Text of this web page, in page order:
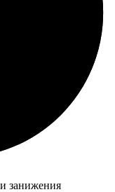
занижения